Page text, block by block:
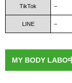
TikTok –
LINE –
MY BODY LABO